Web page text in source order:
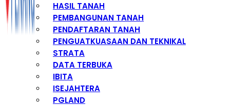
HASIL TANAH
PEMBANGUNAN TANAH
PENDAFTARAN TANAH
PENGUATKUASAAN DAN TEKNIKAL
STRATA
DATA TERBUKA
IBITA
ISEJAHTERA
PGLAND